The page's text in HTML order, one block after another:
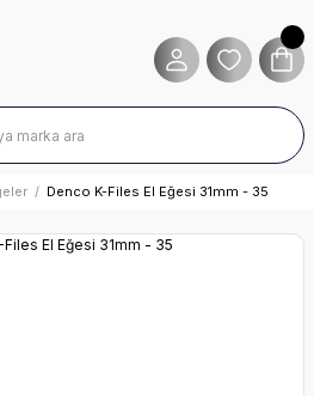
Denco K-Files El Eğesi 31mm - 35